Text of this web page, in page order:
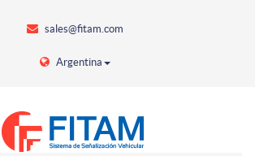
sales@fitam.com
Argentina